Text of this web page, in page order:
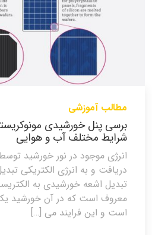
مطالب آموزشی
برسی پنل خورشیدی
شرایط مختلف آب و هوایی
انرژی موجود در نور خورشید
دریافت و به انرژی الکتریکی
تبدیل اشعه خورشیدی به
معروف است که در آن خورشید یک
است و این فرایند می […]